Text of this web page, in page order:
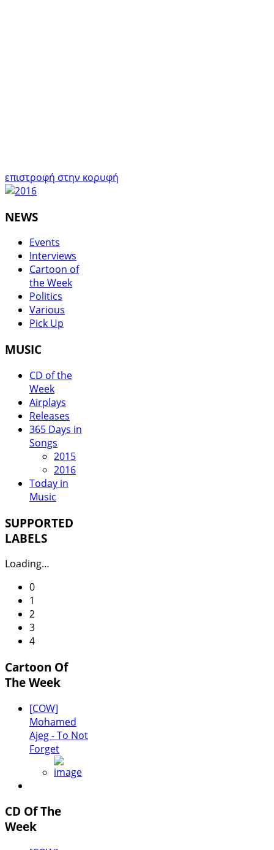
επιστροφή στην κορυφή
NEWS
Events
Interviews
Cartoon of
the Week
Politics
Various
Pick Up
MUSIC
CD of the
Week
Airplays
Releases
365 Days in
Songs
2015
2016
Today in
Music
SUPPORTED
LABELS
Loading…
0
1
2
3
4
Cartoon Of
The Week
[COW]
Mohamed
Ajeg - To Not
Forget
CD Of The
Week